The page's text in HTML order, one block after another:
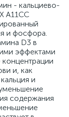
- кальциево-
A11CC
и фосфора.
D3 в
эффектами
и, как
и
содержания